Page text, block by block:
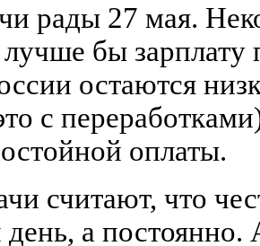
рады 27 мая.
бы зарплату
остаются
с
оплаты.
считают, что
а